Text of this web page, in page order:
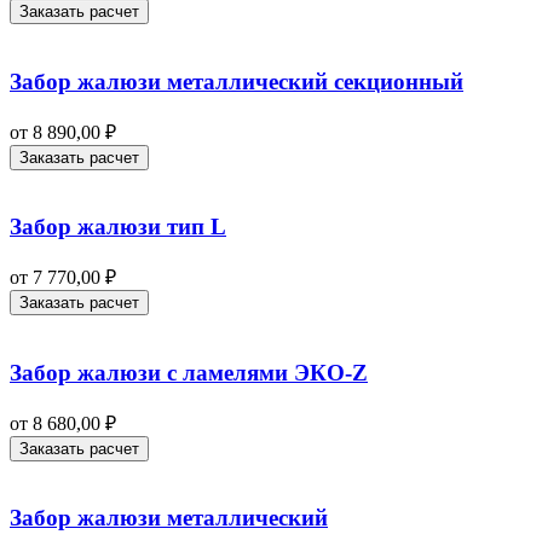
Заказать расчет
Забор жалюзи металлический секционный
от 8 890,00 ₽
Заказать расчет
Забор жалюзи тип L
от 7 770,00 ₽
Заказать расчет
Забор жалюзи с ламелями ЭКО-Z
от 8 680,00 ₽
Заказать расчет
Забор жалюзи металлический